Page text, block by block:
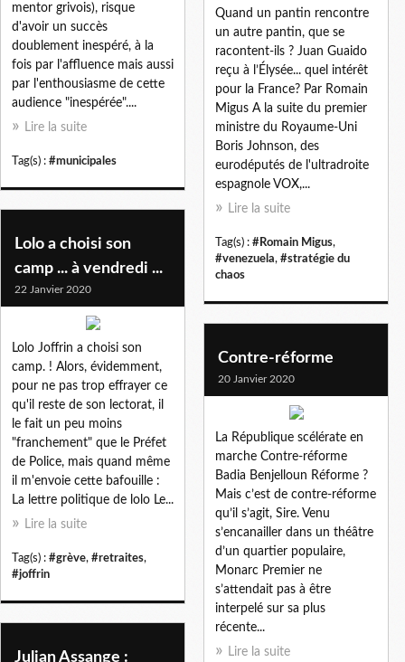
mentor grivois), risque
d'avoir un succès
doublement inespéré, à la
fois par l'affluence mais aussi
par l'enthousiasme de cette
audience "inespérée"....
Lire la suite
Tag(s) : #municipales
Quand un pantin rencontre
un autre pantin, que se
racontent-ils ? Juan Guaido
reçu à l’Élysée... quel intérêt
pour la France? Par Romain
Migus A la suite du premier
ministre du Royaume-Uni
Boris Johnson, des
eurodéputés de l'ultradroite
espagnole VOX,...
Lire la suite
Tag(s) : #Romain Migus,
#venezuela, #stratégie du
chaos
Lolo a choisi son
camp ... à vendredi ...
22 Janvier 2020
Lolo Joffrin a choisi son
camp. ! Alors, évidemment,
pour ne pas trop effrayer ce
qu'il reste de son lectorat, il
le fait un peu moins
"franchement" que le Préfet
de Police, mais quand même
il m'envoie cette bafouille :
La lettre politique de lolo Le...
Lire la suite
Tag(s) : #grève, #retraites,
#joffrin
Contre-réforme
20 Janvier 2020
La République scélérate en
marche Contre-réforme
Badia Benjelloun Réforme ?
Mais c’est de contre-réforme
qu’il s’agit, Sire. Venu
s’encanailler dans un théâtre
d’un quartier populaire,
Monarc Premier ne
s’attendait pas à être
interpelé sur sa plus
récente...
Lire la suite
Julian Assange :